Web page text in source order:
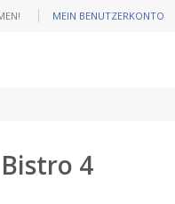
MEIN BENUTZERKONTO
4